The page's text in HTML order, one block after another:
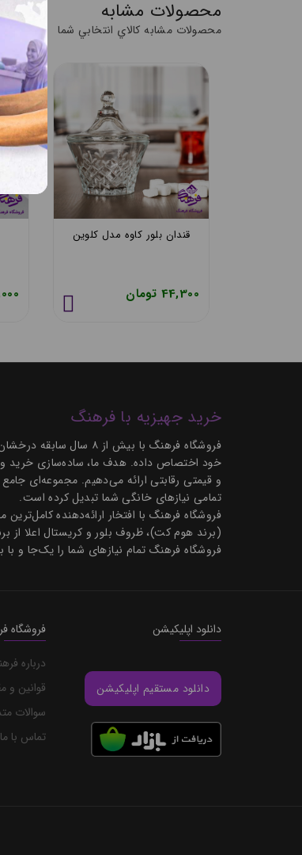
محصولات مشابه
محصولات مشابه کالاي انتخابي شما
قندان بلور کاوه مدل زرین
38,060 تومان 44,300
خرید جهیزیه با فرهنگ
فروشگاه فرهنگ با
خود اختصاص داده. هدف ما، ساده‌سازی خرید و
تمامی نیازهای خانگی شما تبدیل کرده است.
فروشگاه فرهنگ با افتخار ارائه‌دهنده
(برند هوم کت)، ظروف بلور و کریستال اعلا از
فروشگاه فرهنگ تمام نیازهای شما را یک‌جا و
دانلود اپلیکیشن
دانلود مستقیم اپلیکیشن
فروشگاه
درباره
قوانین و
سوالات
تماس با ما